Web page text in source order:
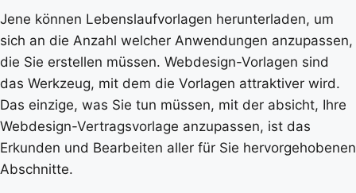
Jene können Lebenslaufvorlagen herunterladen, um
sich an die Anzahl welcher Anwendungen anzupassen,
die Sie erstellen müssen. Webdesign-Vorlagen sind
das Werkzeug, mit dem die Vorlagen attraktiver wird.
Das einzige, was Sie tun müssen, mit der absicht, Ihre
Webdesign-Vertragsvorlage anzupassen, ist das
Erkunden und Bearbeiten aller für Sie hervorgehobenen
Abschnitte.